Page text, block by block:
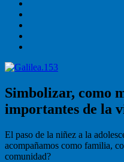
Simbolizar, como
importantes de la
El paso de la niñez a la
acompañamos como familia,
comunidad?